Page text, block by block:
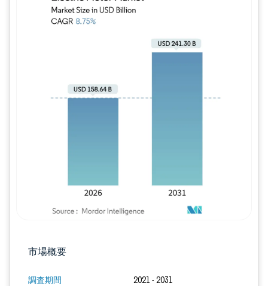
市場概要
調査期間 2021 - 2031